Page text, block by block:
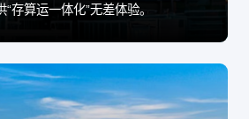
存算运一体化”无差体验。